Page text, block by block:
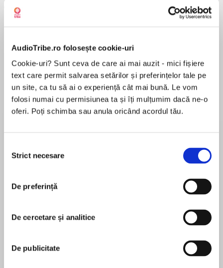
AudioTribe.ro folosește cookie-uri
Cookie-uri? Sunt ceva de care ai mai auzit - mici fișiere
text care permit salvarea setărilor și preferințelor tale pe
un site, ca tu să ai o experiență cât mai bună. Le vom
folosi numai cu permisiunea ta și îți mulțumim dacă ne-o
oferi. Poți schimba sau anula oricând acordul tău.
consimțământului
Strict necesare
De preferință
De cercetare și analitice
De publicitate
de...
Dani Francis
la...
Lauren Weisberger Sohn Won-pyung
Cele 8 noi reguli ale banilor este o carte care ne
împărtășește perspectiva lui Robert Kiyosaki
motivele pentru care traiul de zi cu zi este tot
elucidează cauzele haosului economic de astăzi
și ne oferă soluții pentru problemele financiare.
finanțelor personale din toate timpurile, Tată
În acest moment nu există recenzii